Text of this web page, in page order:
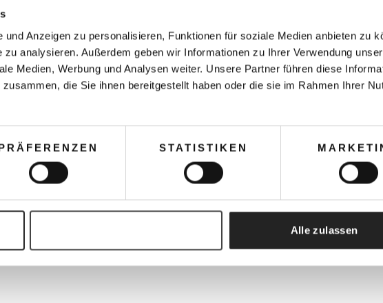
Anzeigen zu personalisieren, Funktionen für soziale Medien anbieten zu
zu analysieren. Außerdem geben wir Informationen zu Ihrer Verwendung
Medien, Werbung und Analysen weiter. Unsere Partner führen diese
die Sie ihnen bereitgestellt haben oder die sie im Rahmen Ihrer
STATISTIKEN
Alle zulassen
Kunden kauften auch